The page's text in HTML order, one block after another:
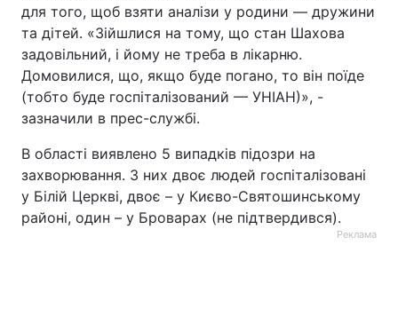
для того, щоб взяти аналізи у родини — дружини
та дітей. «Зійшлися на тому, що стан Шахова
задовільний, і йому не треба в лікарню.
Домовилися, що, якщо буде погано, то він поїде
(тобто буде госпіталізований — УНІАН)», -
зазначили в прес-службі.
В області виявлено 5 випадків підозри на
захворювання. З них двоє людей госпіталізовані
у Білій Церкві, двоє – у Києво-Святошинському
районі, один – у Броварах (не підтвердився).
Реклама